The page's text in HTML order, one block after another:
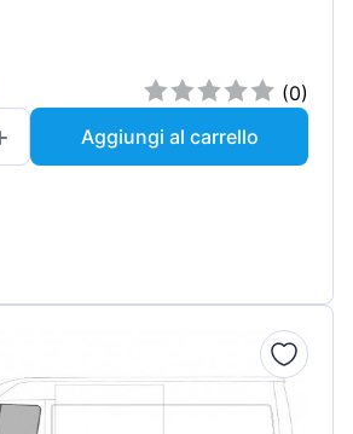
(0)
Aggiungi al carrello